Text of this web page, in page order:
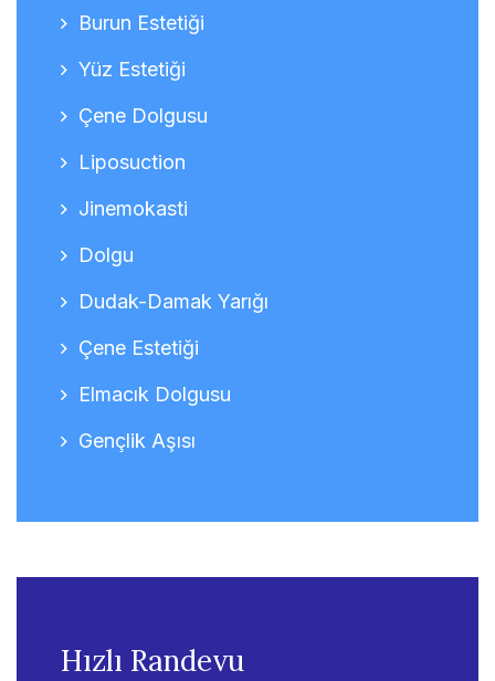
Burun Estetiği
Yüz Estetiği
Çene Dolgusu
Liposuction
Jinemokasti
Dolgu
Dudak-Damak Yarığı
Çene Estetiği
Elmacık Dolgusu
Gençlik Aşısı
Hızlı Randevu